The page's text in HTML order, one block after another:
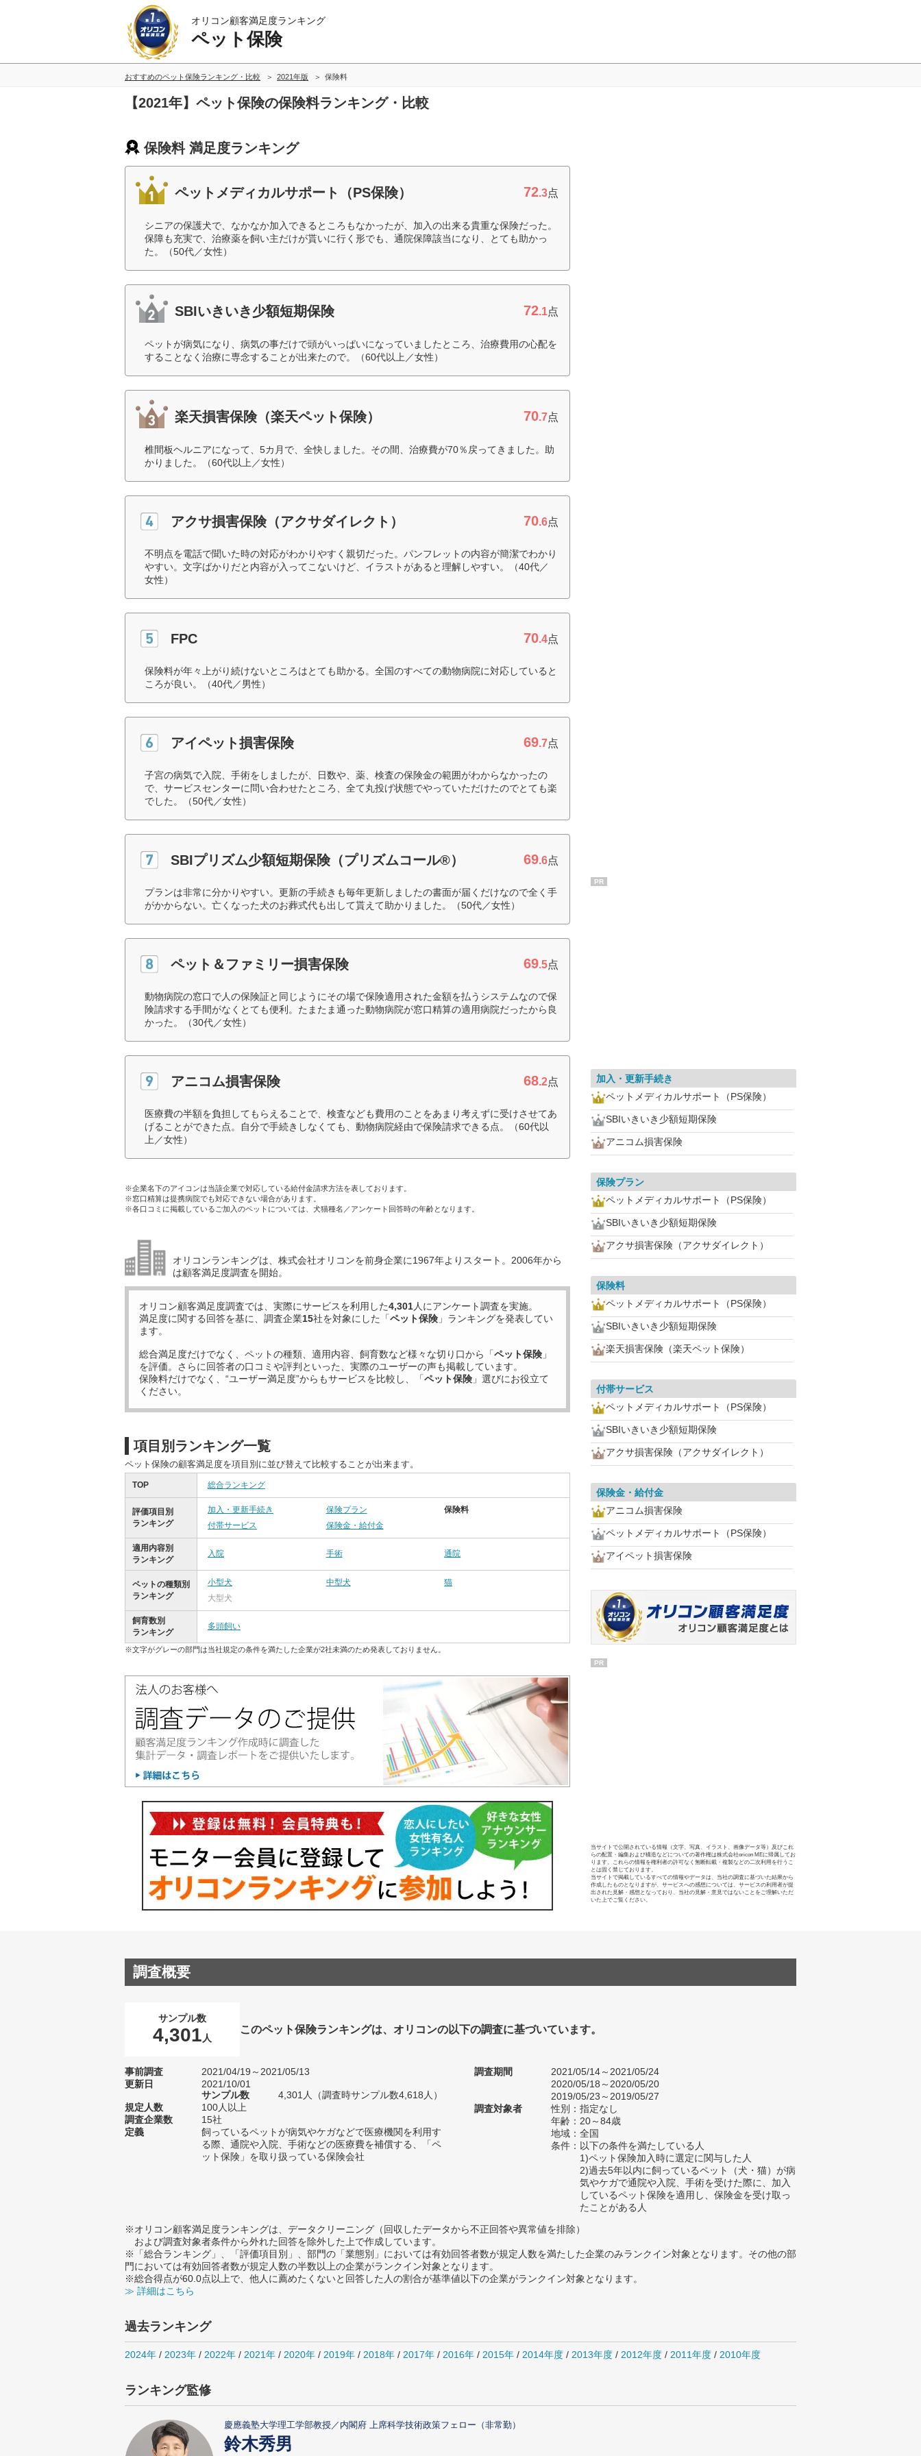
オリコン顧客満足度ランキング
ペット保険
おすすめのペット保険ランキング・比較 2021年版 保険料
【2021年】ペット保険の保険料ランキング・比較
保険料 満足度ランキング
ペットメディカルサポート（PS保険） 72.3点
シニアの保護犬で、なかなか加入できるところもなかったが、加入の出来る貴重な保険だった。
保障も充実で、治療薬を飼い主だけが貰いに行く形でも、通院保障該当になり、とても助かっ
た。（50代／女性）
SBIいきいき少額短期保険 72.1点
ペットが病気になり、病気の事だけで頭がいっぱいになっていましたところ、治療費用の心配を
することなく治療に専念することが出来たので。（60代以上／女性）
楽天損害保険（楽天ペット保険） 70.7点
椎間板ヘルニアになって、5カ月で、全快しました。その間、治療費が70％戻ってきました。助
かりました。（60代以上／女性）
アクサ損害保険（アクサダイレクト） 70.6点
不明点を電話で聞いた時の対応がわかりやすく親切だった。パンフレットの内容が簡潔でわかり
やすい。文字ばかりだと内容が入ってこないけど、イラストがあると理解しやすい。（40代／
女性）
FPC 70.4点
保険料が年々上がり続けないところはとても助かる。全国のすべての動物病院に対応していると
ころが良い。（40代／男性）
アイペット損害保険 69.7点
子宮の病気で入院、手術をしましたが、日数や、薬、検査の保険金の範囲がわからなかったの
で、サービスセンターに問い合わせたところ、全て丸投げ状態でやっていただけたのでとても楽
でした。（50代／女性）
SBIプリズム少額短期保険（プリズムコール®） 69.6点
プランは非常に分かりやすい。更新の手続きも毎年更新しましたの書面が届くだけなので全く手
がかからない。亡くなった犬のお葬式代も出して貰えて助かりました。（50代／女性）
ペット＆ファミリー損害保険 69.5点
動物病院の窓口で人の保険証と同じようにその場で保険適用された金額を払うシステムなので保
険請求する手間がなくとても便利。たまたま通った動物病院が窓口精算の適用病院だったから良
かった。（30代／女性）
アニコム損害保険 68.2点
医療費の半額を負担してもらえることで、検査なども費用のことをあまり考えずに受けさせてあ
げることができた点。自分で手続きしなくても、動物病院経由で保険請求できる点。（60代以
上／女性）
※企業名下のアイコンは当該企業で対応している給付金請求方法を表しております。
※窓口精算は提携病院でも対応できない場合があります。
※各口コミに掲載しているご加入のペットについては、犬猫種名／アンケート回答時の年齢となります。
オリコンランキングは、株式会社オリコンを前身企業に1967年よりスタート。2006年から
は顧客満足度調査を開始。
オリコン顧客満足度調査では、実際にサービスを利用した4,301人にアンケート調査を実施。
満足度に関する回答を基に、調査企業15社を対象にした「ペット保険 」ランキングを発表してい
ます。
総合満足度だけでなく、ペットの種類、適用内容、飼育数など様々な切り口から「ペット保険 」
を評価。さらに回答者の口コミや評判といった、実際のユーザーの声も掲載しています。
保険料だけでなく、“ユーザー満足度”からもサービスを比較し、「ペット保険 」選びにお役立て
ください。
項目別ランキング一覧
ペット保険の顧客満足度を項目別に並び替えて比較することが出来ます。
TOP 総合ランキング
評価項目別
ランキング
加入・更新手続き 保険プラン
保険料
付帯サービス
保険金・給付金
適用内容別
ランキング
入院 手術 通院
ペットの種類別
ランキング
小型犬 中型犬
猫
大型犬
飼育数別
ランキング
多頭飼い
※文字がグレーの部門は当社規定の条件を満たした企業が2社未満のため発表しておりません。
PR
加入・更新手続き
ペットメディカルサポート（PS保険）
SBIいきいき少額短期保険
アニコム損害保険
保険プラン
ペットメディカルサポート（PS保険）
SBIいきいき少額短期保険
アクサ損害保険（アクサダイレクト）
保険料
ペットメディカルサポート（PS保険）
SBIいきいき少額短期保険
楽天損害保険（楽天ペット保険）
付帯サービス
ペットメディカルサポート（PS保険）
SBIいきいき少額短期保険
アクサ損害保険（アクサダイレクト）
保険金・給付金
アニコム損害保険
ペットメディカルサポート（PS保険）
アイペット損害保険
PR
当サイトで公開されている情報（文字、写真、イラスト、画像データ等）及びこれ
らの配置・編集および構造などについての著作権は株式会社oricon MEに帰属してお
ります。これらの情報を権利者の許可なく無断転載・複製などの二次利用を行うこ
とは固く禁じております。
当サイトで掲載しているすべての情報やデータは、当社の調査に基づいた結果から
作成したものとなりますが、サービスへの感想については、サービスの利用者が提
出された見解・感想となっており、当社の見解・意見ではないことをご理解いただ
いた上でご覧ください。
調査概要
サンプル数
4,301 人
このペット保険ランキングは、オリコンの以下の調査に基づいています。
事前調査
2021/04/19～2021/05/13
更新日
2021/10/01
サンプル数
4,301人（調査時サンプル数4,618人）
規定人数
100人以上
調査企業数
15社
定義
飼っているペットが病気やケガなどで医療機関を利用す
る際、通院や入院、手術などの医療費を補償する、「ペ
ット保険」を取り扱っている保険会社
調査期間
2021/05/14～2021/05/24
2020/05/18～2020/05/20
2019/05/23～2019/05/27
調査対象者
性別：指定なし
年齢：20～84歳
地域：全国
条件：以下の条件を満たしている人
1)ペット保険加入時に選定に関与した人
2)過去5年以内に飼っているペット（犬・猫）が病
気やケガで通院や入院、手術を受けた際に、加入
しているペット保険を適用し、保険金を受け取っ
たことがある人
※オリコン顧客満足度ランキングは、データクリーニング（回収したデータから不正回答や異常値を排除）
および調査対象者条件から外れた回答を除外した上で作成しています。
※「総合ランキング」、「評価項目別」、部門の「業態別」においては有効回答者数が規定人数を満たした企業のみランクイン対象となります。その他の部
門においては有効回答者数が規定人数の半数以上の企業がランクイン対象となります。
※総合得点が60.0点以上で、他人に薦めたくないと回答した人の割合が基準値以下の企業がランクイン対象となります。
≫ 詳細はこちら
過去ランキング
2024年 / 2023年 / 2022年 / 2021年 / 2020年 / 2019年 / 2018年 / 2017年 / 2016年 / 2015年 / 2014年度 / 2013年度 / 2012年度 / 2011年度 / 2010年度
ランキング監修
慶應義塾大学理工学部教授／内閣府 上席科学技術政策フェロー（非常勤）
鈴木秀男